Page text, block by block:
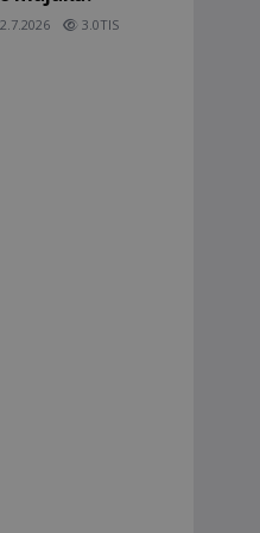
3.0TIS